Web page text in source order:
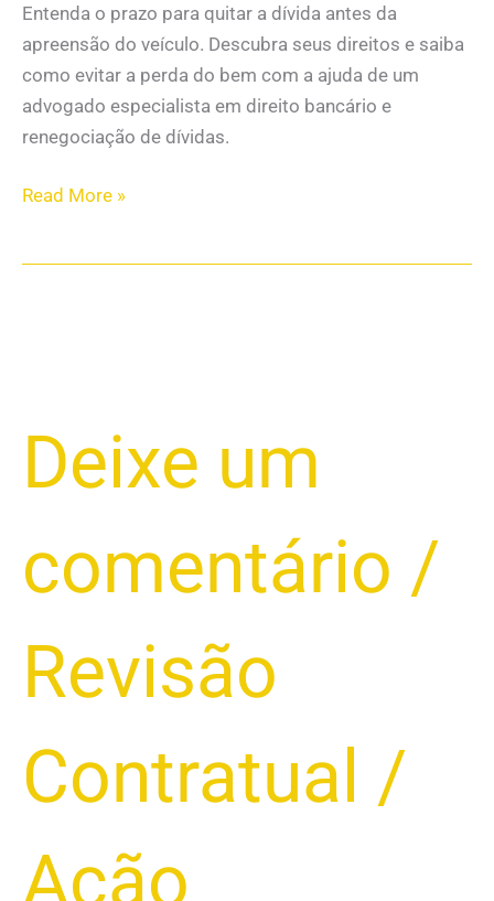
Entenda o prazo para quitar a dívida antes da
apreensão do veículo. Descubra seus direitos e saiba
como evitar a perda do bem com a ajuda de um
advogado especialista em direito bancário e
renegociação de dívidas.
Read More »
Deixe um
comentário /
Revisão
Contratual /
Ação
LEGAIS
DA
APREENSÃO
UM
VEÍCULO:
ENTENDA
DIREITOS
E